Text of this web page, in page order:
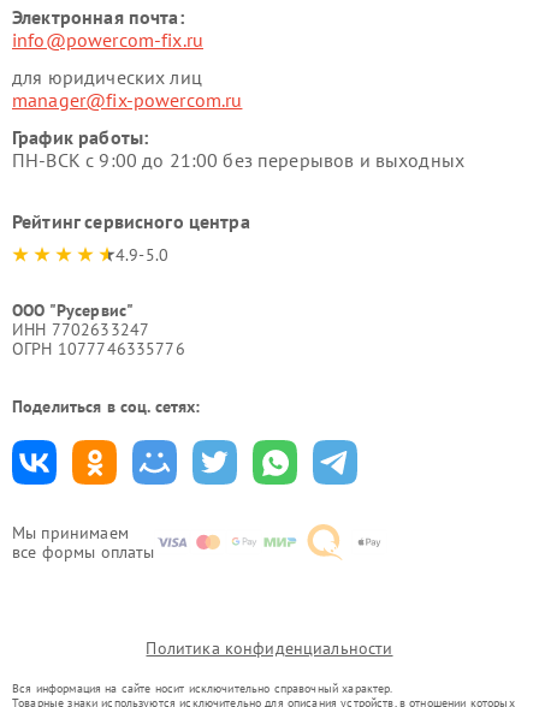
Мы принимаем
все формы оплаты
Электронная почта:
info@powercom-fix.ru
для юридических лиц
manager@fix-powercom.ru
График работы:
ПН-ВСК с 9:00 до 21:00 без перерывов и выходных
Рейтинг сервисного центра
4.9-5.0
ООО "Русервис"
ИНН 7702633247
ОГРН 1077746335776
Поделиться в соц. сетях:
Политика конфиденциальности
Вся информация на сайте носит исключительно справочный характер.
Товарные знаки используются исключительно для описания устройств, в отношении которых